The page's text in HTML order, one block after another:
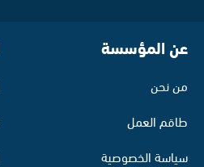
عن المؤسسة
من نحن
طاقم العمل
سياسة الخصوصية